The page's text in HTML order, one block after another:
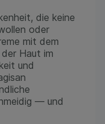
die keine
oder
mit dem
Haut im
und
— und